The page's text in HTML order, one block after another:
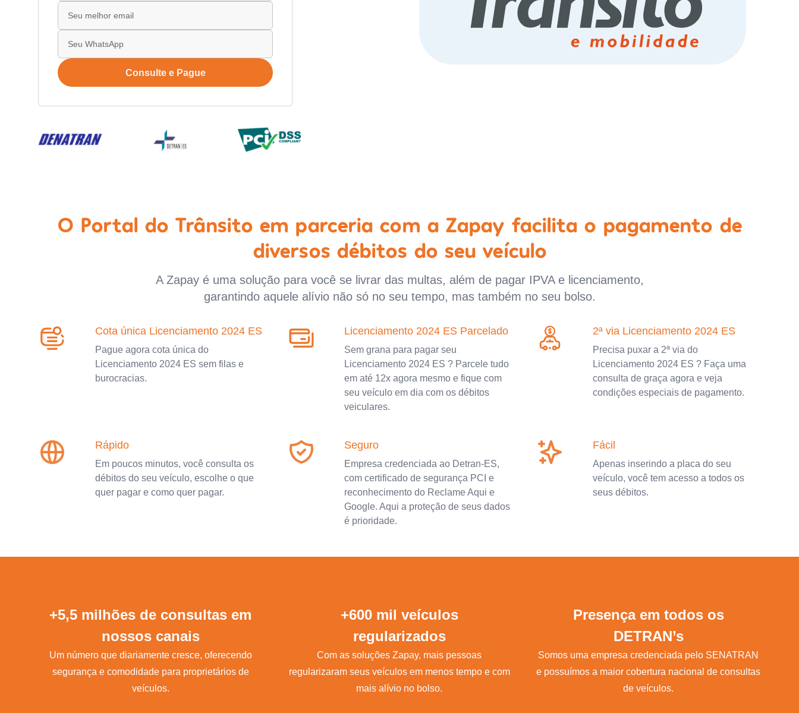
Consulte e Pague
O Portal do Trânsito em parceria com a Zapay facilita o pagamento de
diversos débitos do seu veículo
A Zapay é uma solução para você se livrar das multas, além de pagar IPVA e licenciamento,
garantindo aquele alívio não só no seu tempo, mas também no seu bolso.
Cota única Licenciamento 2024 ES
Pague agora cota única do
Licenciamento 2024 ES sem filas e
burocracias.
Licenciamento 2024 ES Parcelado
Sem grana para pagar seu
Licenciamento 2024 ES ? Parcele tudo
em até 12x agora mesmo e fique com
seu veículo em dia com os débitos
veiculares.
2ª via Licenciamento 2024 ES
Precisa puxar a 2ª via do
Licenciamento 2024 ES ? Faça uma
consulta de graça agora e veja
condições especiais de pagamento.
Rápido
Em poucos minutos, você consulta os
débitos do seu veículo, escolhe o que
quer pagar e como quer pagar.
Seguro
Empresa credenciada ao Detran-ES,
com certificado de segurança PCI e
reconhecimento do Reclame Aqui e
Google. Aqui a proteção de seus dados
é prioridade.
Fácil
Apenas inserindo a placa do seu
veículo, você tem acesso a todos os
seus débitos.
+5,5 milhões de consultas em
nossos canais
Um número que diariamente cresce, oferecendo
segurança e comodidade para proprietários de
veículos.
+600 mil veículos
regularizados
Com as soluções Zapay, mais pessoas
regularizaram seus veículos em menos tempo e com
mais alívio no bolso.
Presença em todos os
DETRAN’s
Somos uma empresa credenciada pelo SENATRAN
e possuímos a maior cobertura nacional de consultas
de veículos.